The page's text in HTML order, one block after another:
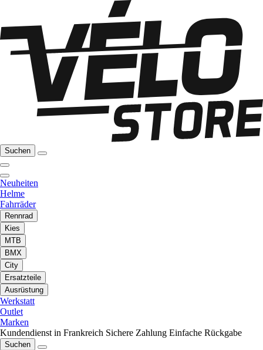
Suchen
Neuheiten
Helme
Fahrräder
Rennrad
Kies
MTB
BMX
City
Ersatzteile
Ausrüstung
Werkstatt
Outlet
Marken
Kundendienst in Frankreich Sichere Zahlung Einfache Rückgabe
Suchen